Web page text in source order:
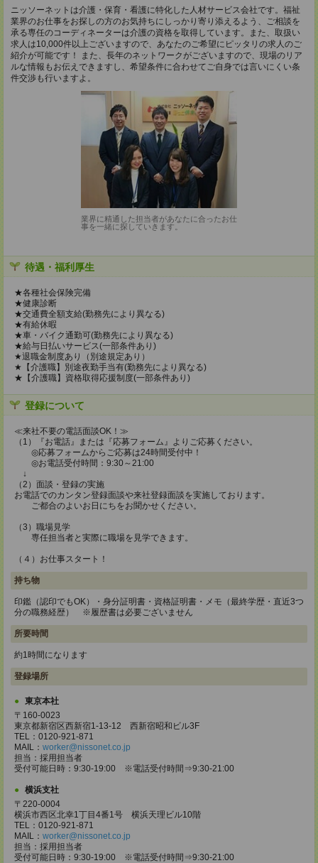
ニッソーネットは介護・保育・看護に特化した人材サービス会社です。福祉
業界のお仕事をお探しの方のお気持ちにしっかり寄り添えるよう、ご相談を
承る専任のコーディネーターは介護の資格を取得しています。また、取扱い
求人は10,000件以上ございますので、あなたのご希望にピッタリの求人のご
紹介が可能です！ また、長年のネットワークがございますので、現場のリア
ルな情報もお伝えできますし、希望条件に合わせてご自身では言いにくい条
件交渉も行いますよ。
業界に精通した担当者があなたに合ったお仕
事を一緒に探していきます。
待遇・福利厚生
★各種社会保険完備
★健康診断
★交通費全額支給(勤務先により異なる)
★有給休暇
★車・バイク通勤可(勤務先により異なる)
★給与日払いサービス(一部条件あり)
★退職金制度あり（別途規定あり）
★【介護職】別途夜勤手当有(勤務先により異なる)
★【介護職】資格取得応援制度(一部条件あり)
登録について
≪来社不要の電話面談OK！≫
（1）『お電話』または『応募フォーム』よりご応募ください。
◎応募フォームからご応募は24時間受付中！
◎お電話受付時間：9:30～21:00
↓
（2）面談・登録の実施
お電話でのカンタン登録面談や来社登録面談を実施しております。
ご都合のよいお日にちをお聞かせください。
（3）職場見学
専任担当者と実際に職場を見学できます。
（４）お仕事スタート！
持ち物
印鑑（認印でもOK）・身分証明書・資格証明書・メモ（最終学歴・直近3つ
分の職務経歴） ※履歴書は必要ございません
所要時間
約1時間になります
登録場所
東京本社
〒160-0023
東京都新宿区西新宿1-13-12 西新宿昭和ビル3F
TEL：0120-921-871
MAIL： worker@nissonet.co.jp
担当：採用担当者
受付可能日時：9:30-19:00 ※電話受付時間⇒9:30-21:00
横浜支社
〒220-0004
横浜市西区北幸1丁目4番1号 横浜天理ビル10階
TEL：0120-921-871
MAIL： worker@nissonet.co.jp
担当：採用担当者
受付可能日時：9:30-19:00 ※電話受付時間⇒9:30-21:00